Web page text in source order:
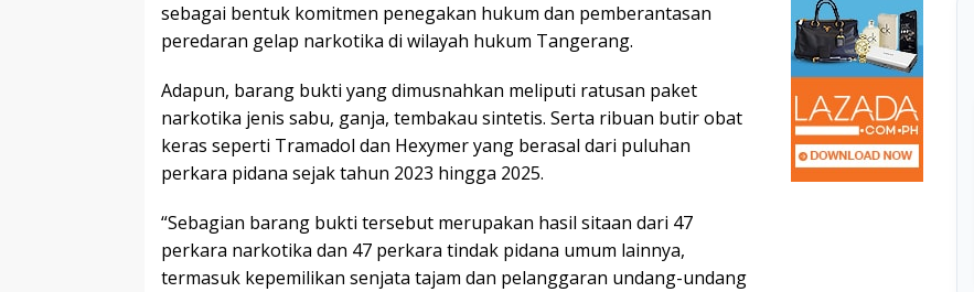
sebagai bentuk komitmen penegakan hukum dan pemberantasan
peredaran gelap narkotika di wilayah hukum Tangerang.
Adapun, barang bukti yang dimusnahkan meliputi ratusan paket
narkotika jenis sabu, ganja, tembakau sintetis. Serta ribuan butir obat
keras seperti Tramadol dan Hexymer yang berasal dari puluhan
perkara pidana sejak tahun 2023 hingga 2025.
“Sebagian barang bukti tersebut merupakan hasil sitaan dari 47
perkara narkotika dan 47 perkara tindak pidana umum lainnya,
termasuk kepemilikan senjata tajam dan pelanggaran undang-undang